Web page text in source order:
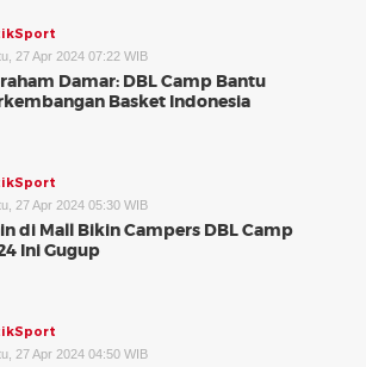
27 Apr 2024 07:22 WIB
Damar: DBL Camp Bantu
Basket Indonesia
27 Apr 2024 05:30 WIB
di Mall Bikin Campers DBL Camp
Ini Gugup
27 Apr 2024 04:50 WIB